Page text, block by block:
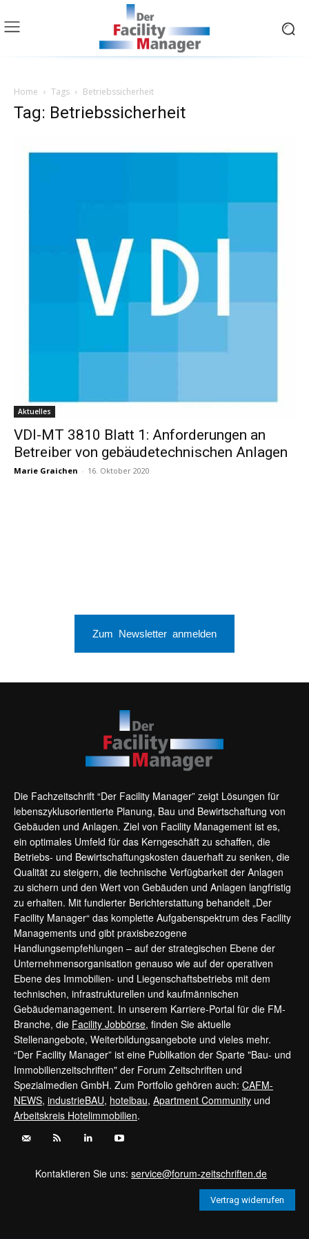
Home Tags Betriebssicherheit
Tag: Betriebssicherheit
Aktuelles
VDI-MT 3810 Blatt 1: Anforderungen an
Betreiber von gebäudetechnischen Anlagen
Marie Graichen - 16. Oktober 2020
Zum Newsletter anmelden
Die Fachzeitschrift “Der Facility Manager” zeigt Lösungen für
lebenszyklusorientierte Planung, Bau und Bewirtschaftung von
Gebäuden und Anlagen. Ziel von Facility Management ist es,
ein optimales Umfeld für das Kerngeschäft zu schaffen, die
Betriebs- und Bewirtschaftungskosten dauerhaft zu senken, die
Qualität zu steigern, die technische Verfügbarkeit der Anlagen
zu sichern und den Wert von Gebäuden und Anlagen langfristig
zu erhalten. Mit fundierter Berichterstattung behandelt „Der
Facility Manager“ das komplette Aufgabenspektrum des Facility
Managements und gibt praxisbezogene
Handlungsempfehlungen – auf der strategischen Ebene der
Unternehmensorganisation genauso wie auf der operativen
Ebene des Immobilien- und Liegenschaftsbetriebs mit dem
technischen, infrastrukturellen und kaufmännischen
Gebäudemanagement. In unserem Karriere-Portal für die FM-
Branche, die Facility Jobbörse, finden Sie aktuelle
Stellenangebote, Weiterbildungsangebote und vieles mehr.
“Der Facility Manager” ist eine Publikation der Sparte "Bau- und
Immobilienzeitschriften" der Forum Zeitschriften und
Spezialmedien GmbH. Zum Portfolio gehören auch: CAFM-
NEWS, industrieBAU, hotelbau, Apartment Community und
Arbeitskreis Hotelimmobilien.
Kontaktieren Sie uns:service@forum-zeitschriften.de
Vertrag widerrufen